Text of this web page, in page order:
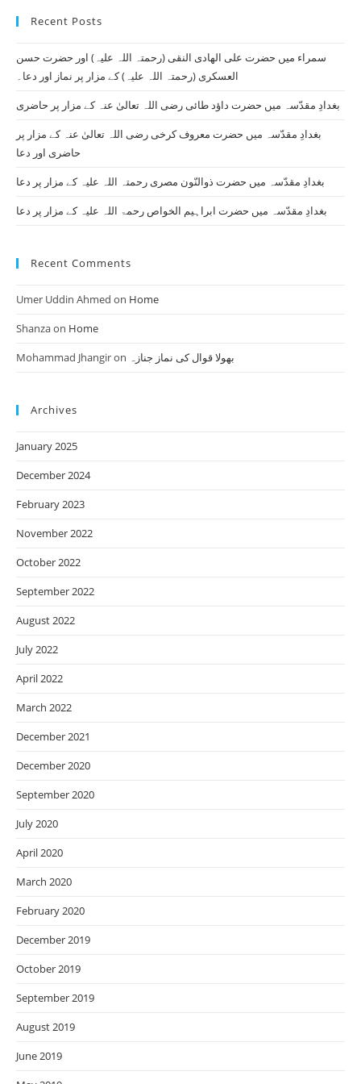
Recent Posts
سمراء میں حضرت علی الھادی النقی (رحمتہ اللہ علیہ) اور حضرت حسن
العسکری (رحمتہ اللہ علیہ) کے مزار پر نماز اور دعا۔
بغدادِ مقدّسہ میں حضرت داؤد طائی رضی اللہ تعالیٰ عنہ کے مزار پر حاضری
بغدادِ مقدّسہ میں حضرت معروف کرخی رضی اللہ تعالیٰ عنہ کے مزار پر
حاضری اور دعا
بغدادِ مقدّسہ میں حضرت ذوالنّون مصری رحمتہ اللہ علیہ کے مزار پر دعا
بغدادِ مقدّسہ میں حضرت ابراہیم الخواص رحمۃ اللہ علیہ کے مزار پر دعا
Recent Comments
Umer Uddin Ahmed on Home
Shanzaon Home
Mohammad Jhangiron بھولا قوال کی نماز جنازہ
Archives
January 2025
December 2024
February 2023
November 2022
October 2022
September 2022
August 2022
July 2022
April 2022
March 2022
December 2021
December 2020
September 2020
July 2020
April 2020
March 2020
February 2020
December 2019
October 2019
September 2019
August 2019
June 2019